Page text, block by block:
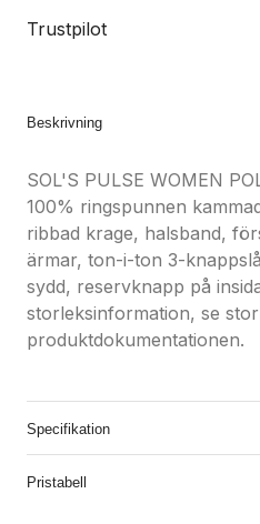
Trustpilot
Beskrivning
SOL'S PULSE WOMEN
100% ringspunnen
ribbad krage, halsband,
ärmar, ton-i-ton 3-
sydd, reservknapp på
storleksinformation, se
produktdokumentationen.
Specifikation
Pristabell